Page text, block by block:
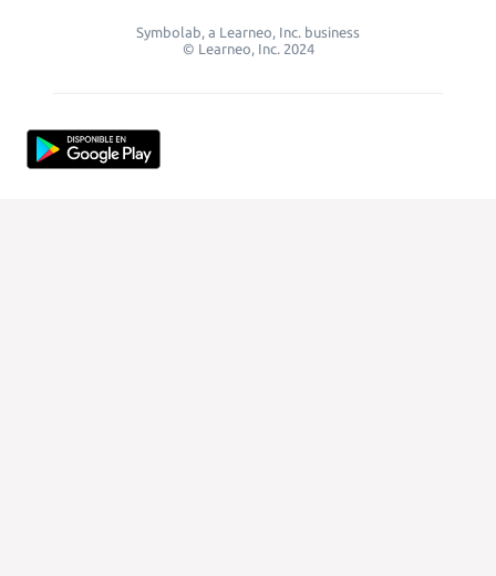
Symbolab, a Learneo, Inc. business
© Learneo, Inc. 2024